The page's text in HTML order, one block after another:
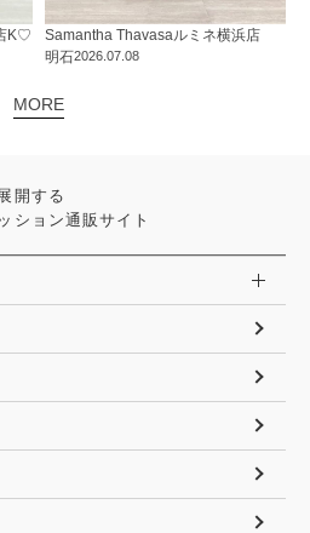
K♡
2026.07.08
Samantha Thavasa ルミネ横浜店
明石
MORE
開する
ション通販サイト